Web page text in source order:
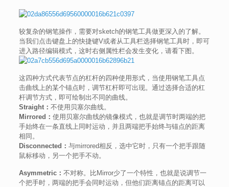
较复杂的钢笔操作，需要对sketch的钢笔工具做更深入的了解。
当我们点击键盘上的快捷键V或者从工具栏选择钢笔工具时，即可
进入路径编辑模式，这时右侧属性栏会发生变化，请看下图。
这四种方式代表节点的杠杆的四种使用形式，当使用钢笔工具点
击曲线上的某个锚点时，调节杠杆即可出现。通过选择合适的杠
杆调节方式，即可绘制出不同的曲线。
Straight： 不使用贝塞尔曲线。
Mirrored： 使用贝塞尔曲线的镜像模式，也就是调节时两端的把
手始终在一条直线上同时运动，并且两端把手始终与锚点的距离
相同。
Disconnected： 与mirrored相反，选中它时，只有一个把手跟随
鼠标移动，另一个把手不动。
Asymmetric： 不对称。比Mirror少了一个特性，也就是说调节一
个把手时，两端的把手会同时运动，但他们距离锚点的距离可以